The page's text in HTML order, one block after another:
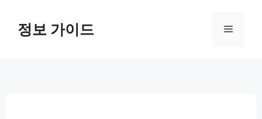
정보 가이드 메